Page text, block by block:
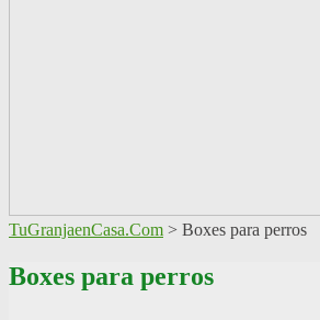
TuGranjaenCasa.Com > Boxes para perros
Boxes para perros